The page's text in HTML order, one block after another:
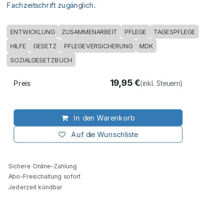
Fachzeitschrift zugänglich.
ENTWICKLUNG ZUSAMMENARBEIT PFLEGE TAGESPFLEGE
HILFE GESETZ PFLEGEVERSICHERUNG MDK
SOZIALGESETZBUCH
In den Warenkorb
Auf die Wunschliste
Preis 19,95€(inkl. Steuern)
Sichere Online-Zahlung
Abo-Freischaltung sofort
Jederzeit kündbar